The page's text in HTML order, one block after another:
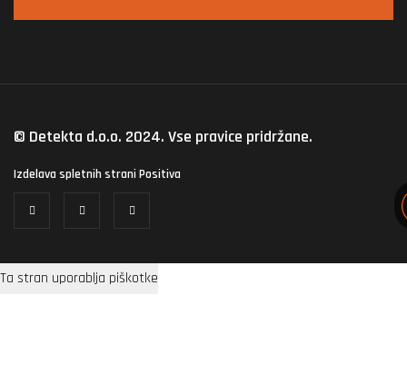
© Detekta d.o.o. 2024. Vse pravice pridržane.
Izdelava spletnih strani Positiva
Ta stran uporablja piškotke